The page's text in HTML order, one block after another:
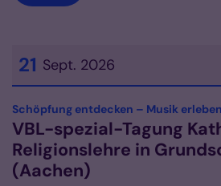
21 Sept. 2026
Datum: 21. September 2026
Schöpfung entdecken – Musik erleben
VBL-spezial-Tagung
Religionslehre in
(Aachen)